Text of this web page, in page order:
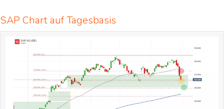
SAP Chart auf Tagesbasis